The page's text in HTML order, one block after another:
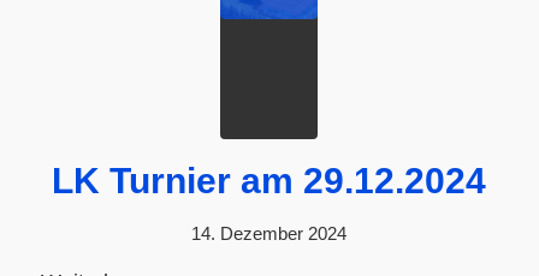
LK Turnier am 29.12.2024
14. Dezember 2024